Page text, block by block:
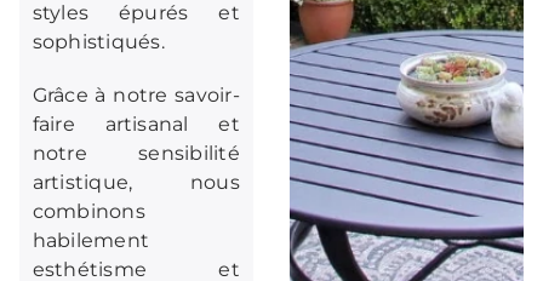
styles épurés et
sophistiqués.
Grâce à notre savoir-
faire artisanal et
notre sensibilité
artistique, nous
combinons
habilement
esthétisme et